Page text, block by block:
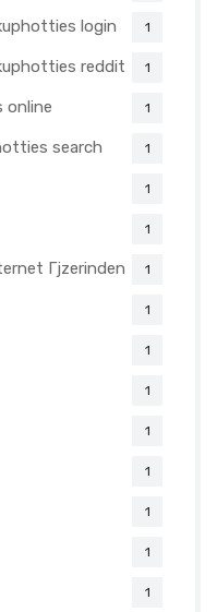
login 1
reddit 1
online 1
search 1
1
1
Гјzerinden 1
1
1
1
1
1
1
1
1